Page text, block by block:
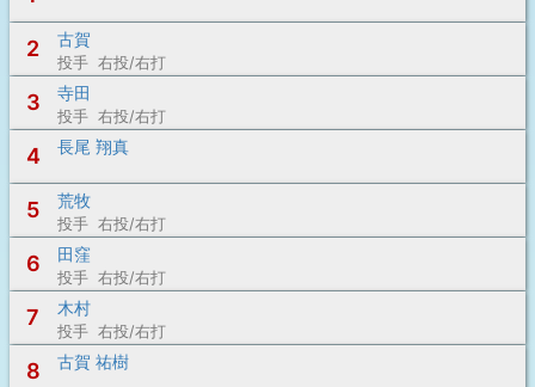
2 古賀
投手 右投/右打
3 寺田
投手 右投/右打
4 長尾 翔真
5 荒牧
投手 右投/右打
6 田窪
投手 右投/右打
7 木村
投手 右投/右打
8 古賀 祐樹